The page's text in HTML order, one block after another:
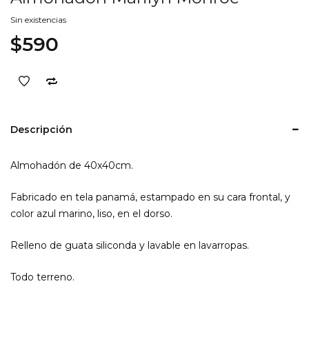
Sin existencias
$590
Descripción
Almohadón de 40x40cm.
Fabricado en tela panamá, estampado en su cara frontal, y
color azul marino, liso, en el dorso.
Relleno de guata siliconda y lavable en lavarropas.
Todo terreno.